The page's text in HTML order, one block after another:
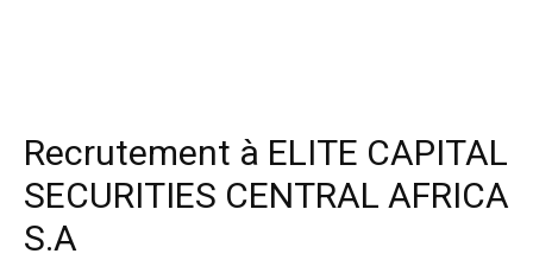
Recrutement à ELITE CAPITAL
SECURITIES CENTRAL AFRICA
S.A